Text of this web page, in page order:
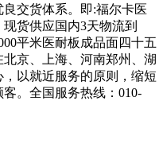
交货体系。即:福尔卡医
货供应国内3天物流到
平米医耐板成品面四十五
京、上海、河南郑州、湖
以就近服务的原则，缩短
。全国服务热线：010-